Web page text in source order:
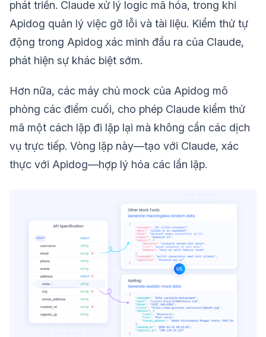
phát triển. Claude xử lý logic mã hóa, trong khi
Apidog quản lý việc gỡ lỗi và tài liệu. Kiểm thử tự
động trong Apidog xác minh đầu ra của Claude,
phát hiện sự khác biệt sớm.
Hơn nữa, các máy chủ mock của Apidog mô
phỏng các điểm cuối, cho phép Claude kiểm thử
mã một cách lặp đi lặp lại mà không cần các dịch
vụ trực tiếp. Vòng lặp này—tạo với Claude, xác
thực với Apidog—hợp lý hóa các lần lặp.